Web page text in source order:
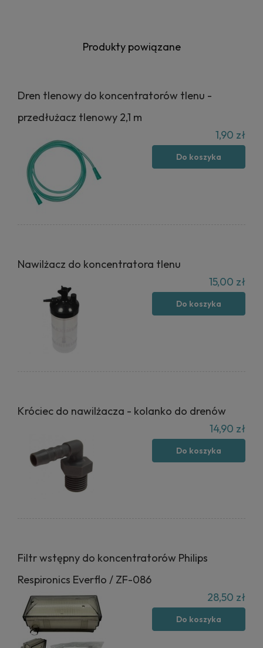
Produkty powiązane
Dren tlenowy do koncentratorów tlenu -
przedłużacz tlenowy 2,1 m
1,90 zł
Do koszyka
Nawilżacz do koncentratora tlenu
15,00 zł
Do koszyka
Króciec do nawilżacza - kolanko do drenów
14,90 zł
Do koszyka
Filtr wstępny do koncentratorów Philips
Respironics Everflo / ZF-086
28,50 zł
Do koszyka